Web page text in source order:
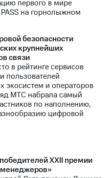
первого в мире
на горнолыжном
безопасности
крупнейших
связи
в рейтинге сервисов
пользователей
экосистем и операторов
МТС набрала самый
по наполнению,
цифровой
XXII премии
менеджеров»